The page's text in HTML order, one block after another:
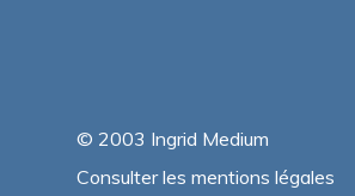
© 2003 Ingrid Medium
Consulter les mentions légales